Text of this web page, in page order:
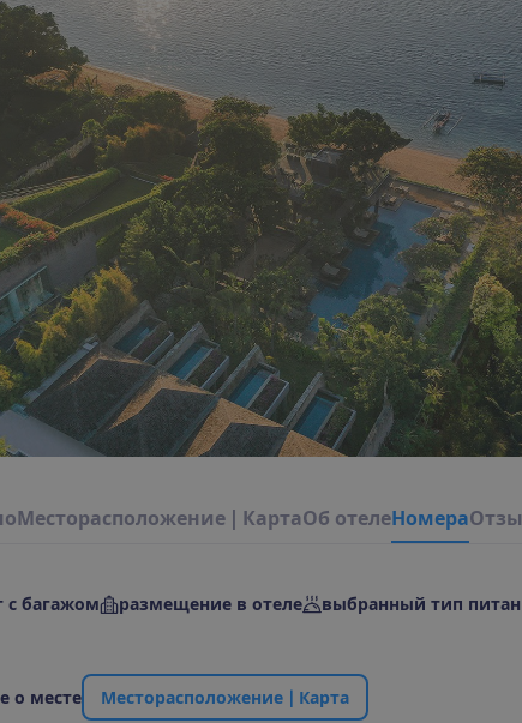
оМесторасположение КартаОб отелеНомера
с багажом размещение в отеле выбранный тип
е о месте Месторасположение Карта